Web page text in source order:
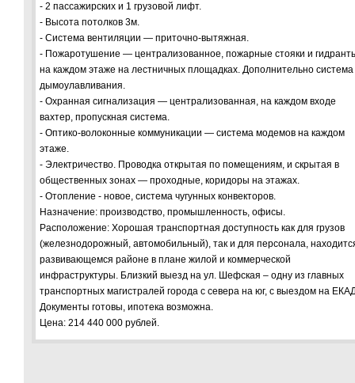
- 2 пассажирских и 1 грузовой лифт.
- Высота потолков 3м.
- Система вентиляции — приточно-вытяжная.
- Пожаротушение — централизованное, пожарные стояки и
на каждом этаже на лестничных площадках. Дополнительно система
дымоулавливания.
- Охранная сигнализация — централизованная, на каждом входе
вахтер, пропускная система.
- Оптико-волоконные коммуникации — система модемов на каждом
этаже.
- Электричество. Проводка открытая по помещениям, и скрытая в
общественных зонах — проходные, коридоры на этажах.
- Отопление - новое, система чугунных конвекторов.
Назначение: производство, промышленность, офисы.
Расположение: Хорошая транспортная доступность как для грузов
(железнодорожный, автомобильный), так и для персонала,
развивающемся районе в плане жилой и коммерческой
инфраструктуры. Близкий выезд на ул. Шефская – одну из главных
транспортных магистралей города с севера на юг, с выездом на
Документы готовы, ипотека возможна.
Цена: 214 440 000 рублей.